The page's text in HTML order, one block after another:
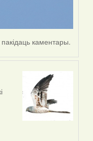
пакідаць каментары.